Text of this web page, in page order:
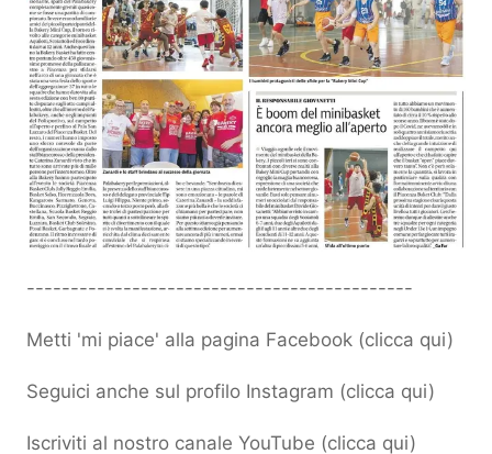
--------------------------------------------
Metti 'mi piace' alla pagina Facebook (clicca qui)
Seguici anche sul profilo Instagram (clicca qui)
Iscriviti al nostro canale YouTube (clicca qui)